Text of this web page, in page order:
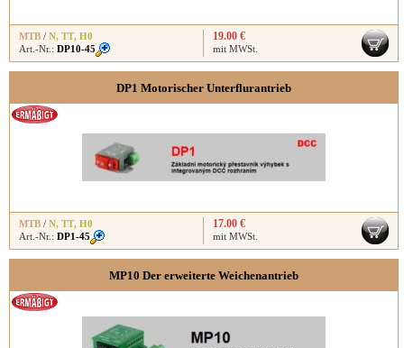
MTB / N, TT, H0
Art.-Nr.: DP10-45
19.00 €
mit MWSt.
DP1 Motorischer Unterflurantrieb
MTB / N, TT, H0
Art.-Nr.: DP1-45
17.00 €
mit MWSt.
MP10 Der erweiterte Weichenantrieb